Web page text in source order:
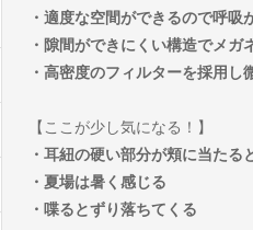
・適度な空間ができるので呼吸
・隙間ができにくい構造でメガ
・高密度のフィルターを採用し
【ここが少し気になる！】
・耳紐の硬い部分が頬に当たる
・夏場は暑く感じる
・喋るとずり落ちてくる